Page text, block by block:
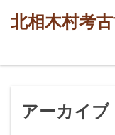
北相木村考
アーカイブ